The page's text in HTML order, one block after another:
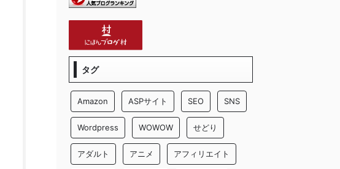
タグ
Amazon ASPサイト SEO SNS
Wordpress WOWOW せどり
アダルト アニメ アフィリエイト